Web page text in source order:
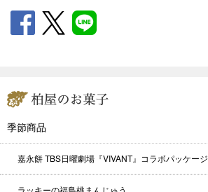
季節商品
嘉永餅 TBS日曜劇場『VIVANT』コラボパッケージ